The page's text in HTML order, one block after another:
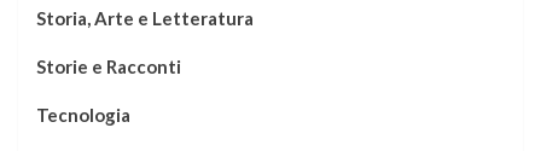
Storia, Arte e Letteratura
Storie e Racconti
Tecnologia